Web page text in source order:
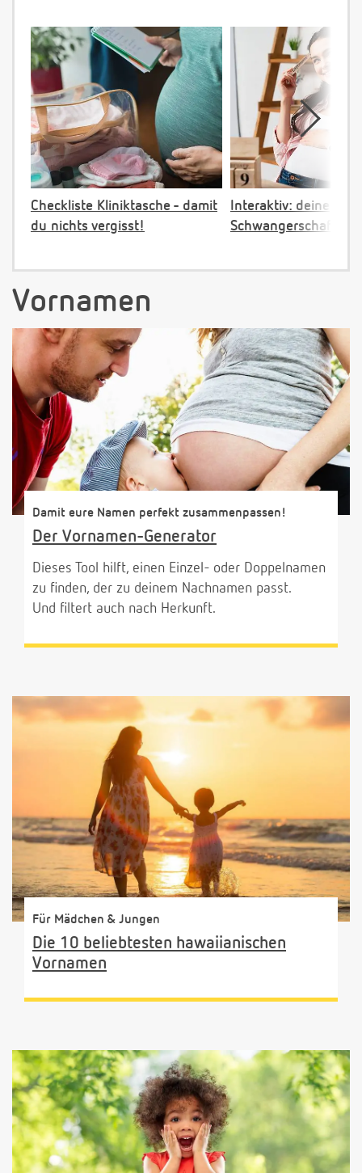
Checkliste Kliniktasche - damit
du nichts vergisst!
Interaktiv: deine
Vornamen
Damit eure Namen perfekt zusammenpassen!
Der Vornamen-Generator
Dieses Tool hilft, einen Einzel- oder Doppelnamen
zu finden, der zu deinem Nachnamen passt.
Und filtert auch nach Herkunft.
Für Mädchen & Jungen
Die 10 beliebtesten hawaiianischen
Vornamen